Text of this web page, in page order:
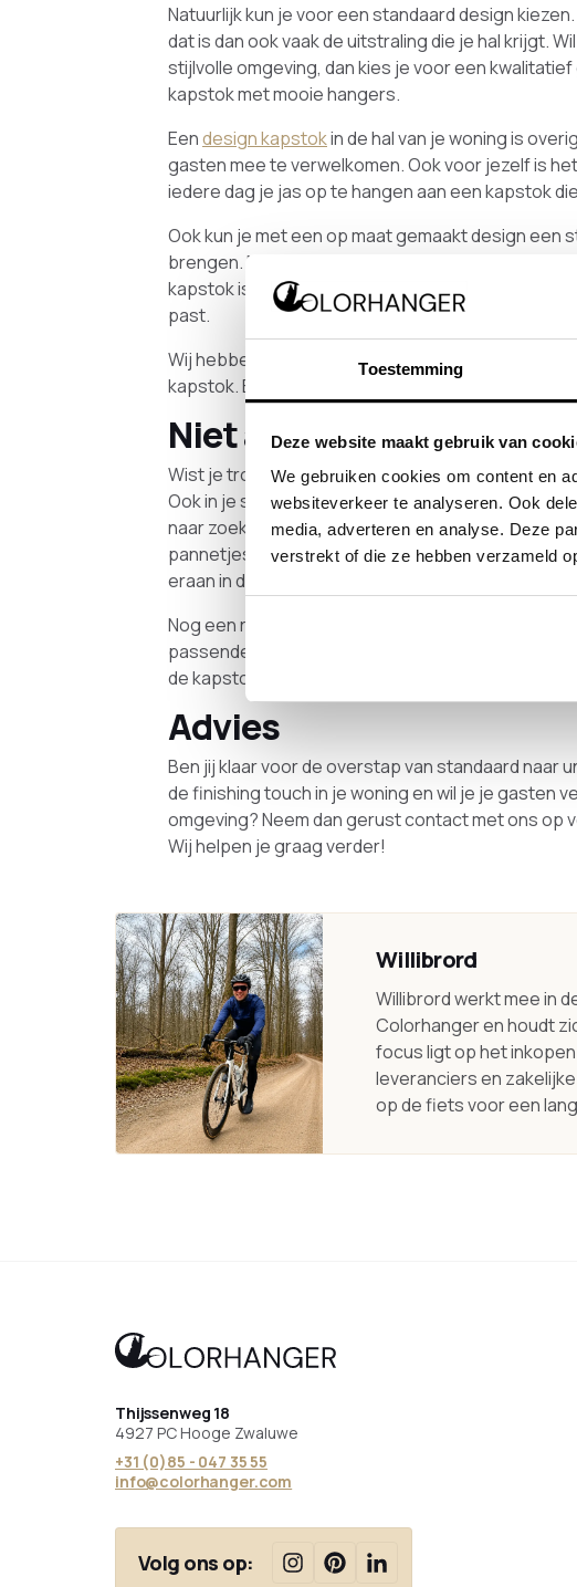
Toestemming
Deze website maakt gebruik van
We gebruiken cookies om content en
websiteverkeer te analyseren. Ook
media, adverteren en analyse. Deze
verstrekt of die ze hebben verzameld
Natuurlijk kun je voor een standaard design
dat is dan ook vaak de uitstraling die je hal krijgt.
stijlvolle omgeving, dan kies je voor een
kapstok met mooie hangers.
Eendesign kapstokin de hal van je woning is
gasten mee te verwelkomen. Ook voor jezelf is
iedere dag je jas op te hangen aan een kapstok
Ook kun je met een op maat gemaakt design een
brengen. Donker, licht, gekleurd,
kapstok is onderdeel van je interieur. En als het
past.
Wij hebben verschillende voorbeelden van hoe je,
kapstok. Bekijk onze
Niet alleen in de hal
Wist je trouwens dat een mooie kapstok niet
Ook in je slaapkamer, keuken of woonkamer kan
naar zoekt. Wat dacht je bijvoorbeeld van een
pannetjes en lepels in de keuken. Of eenstaande
eraan in de hoek van je slaapkamer. Weer eens
Nog een reden om te kiezen voor een design
passende maat staken. Een design kapstok laat je
de kapstok altijd precies in de ruimte waar jij ‘m wil
Advies
Ben jij klaar voor de overstap van standaard naar
de finishing touch in je woning en wil je je gasten
omgeving? Neem dan gerust contact met ons op
Wij helpen je graag verder!
Willibrord
Willibrord werkt mee in
Colorhanger en houdt
focus ligt op het
leveranciers en
op de fiets voor een
Thijssenweg 18
4927 PC Hooge Zwaluwe
+31 (0)85 - 047 35 55
info@colorhanger.com
Volg ons op: